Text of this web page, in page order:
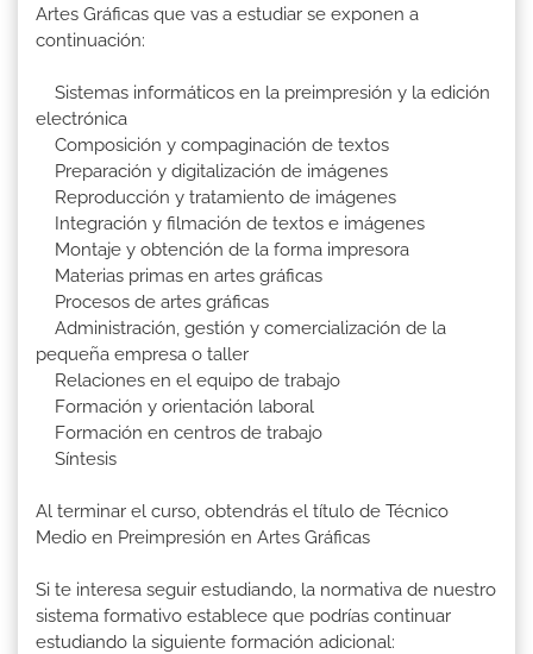
Artes Gráficas que vas a estudiar se exponen a
continuación:
Sistemas informáticos en la preimpresión y la edición
electrónica
Composición y compaginación de textos
Preparación y digitalización de imágenes
Reproducción y tratamiento de imágenes
Integración y filmación de textos e imágenes
Montaje y obtención de la forma impresora
Materias primas en artes gráficas
Procesos de artes gráficas
Administración, gestión y comercialización de la
pequeña empresa o taller
Relaciones en el equipo de trabajo
Formación y orientación laboral
Formación en centros de trabajo
Síntesis
Al terminar el curso, obtendrás el título de Técnico
Medio en Preimpresión en Artes Gráficas
Si te interesa seguir estudiando, la normativa de nuestro
sistema formativo establece que podrías continuar
estudiando la siguiente formación adicional: